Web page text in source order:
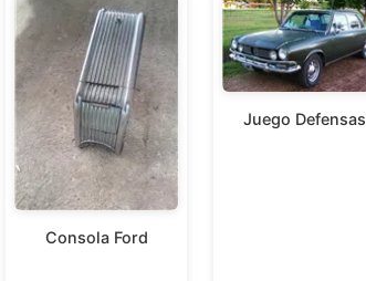
Consola Ford
Juego Defensas